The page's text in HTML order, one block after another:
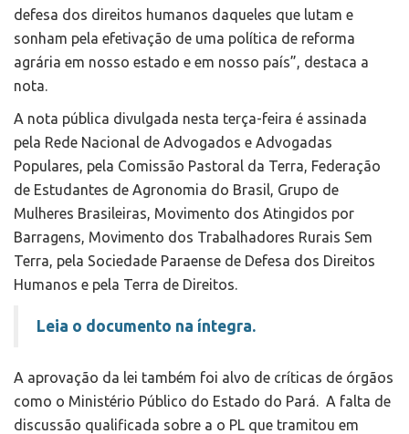
defesa dos direitos humanos daqueles que lutam e
sonham pela efetivação de uma política de reforma
agrária em nosso estado e em nosso país”, destaca a
nota.
A nota pública divulgada nesta terça-feira é assinada
pela Rede Nacional de Advogados e Advogadas
Populares, pela Comissão Pastoral da Terra, Federação
de Estudantes de Agronomia do Brasil, Grupo de
Mulheres Brasileiras, Movimento dos Atingidos por
Barragens, Movimento dos Trabalhadores Rurais Sem
Terra, pela Sociedade Paraense de Defesa dos Direitos
Humanos e pela Terra de Direitos.
Leia o documento na íntegra.
A aprovação da lei também foi alvo de críticas de órgãos
como o Ministério Público do Estado do Pará. A falta de
discussão qualificada sobre a o PL que tramitou em